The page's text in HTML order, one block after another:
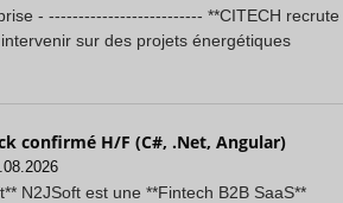
- -------------------------- **CITECH recrute
sur des projets énergétiques
confirmé H/F (C#, .Net, Angular)
N2JSoft est une **Fintech B2B SaaS**